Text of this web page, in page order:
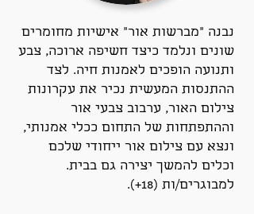
נבנה “מברשות אור” אישיות מחומרים
שונים ונלמד כיצד חשיפה ארוכה, צבע
ותנועה הופכים לאמנות חיה. לצד
ההתנסות המעשית נכיר את עקרונות
צילום האור, ערבוב צבעי אור
וההתפתחות של התחום ככלי אמנותי,
ונצא עם צילום אור ייחודי שלכם
וכלים להמשך יצירה גם בבית.
למבוגרים/ות (18+).